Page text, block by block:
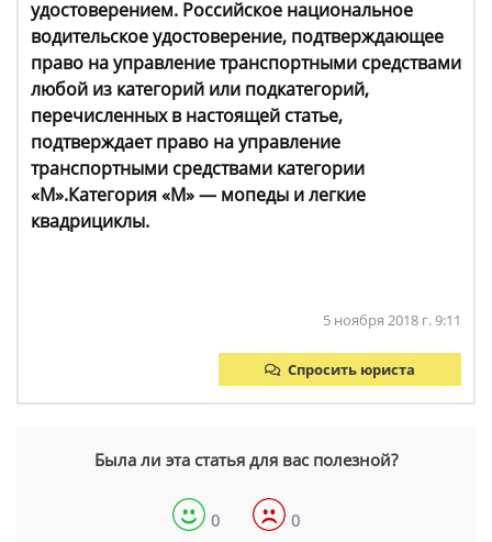
удостоверением. Российское национальное
водительское удостоверение, подтверждающее
право на управление транспортными средствами
любой из категорий или подкатегорий,
перечисленных в настоящей статье,
подтверждает право на управление
транспортными средствами категории
«M».Категория «M» — мопеды и легкие
квадрициклы.
5 ноября 2018 г. 9:11
Спросить юриста
Была ли эта статья для вас полезной?
0 0